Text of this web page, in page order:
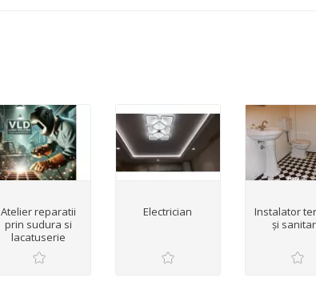
Atelier reparatii
prin sudura si
lacatuserie
Electrician
Instalator
și